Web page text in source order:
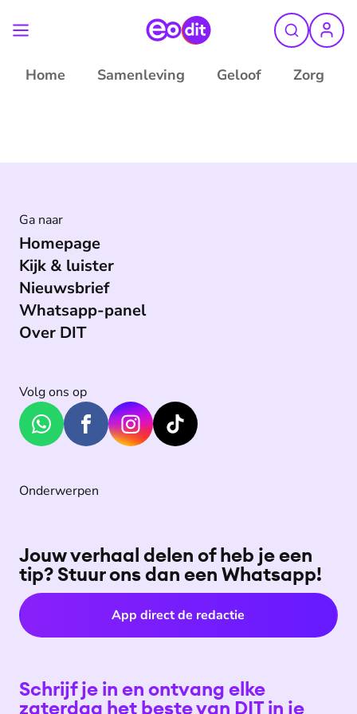
Home Samenleving Geloof Zorg
Ga naar
Homepage
Kijk & luister
Nieuwsbrief
Whatsapp-panel
Over DIT
Volg ons op
Onderwerpen
Jouw verhaal delen of heb je een
tip? Stuur ons dan een Whatsapp!
App direct de redactie
Schrijf je in en ontvang elke
zaterdag het beste van DIT in je